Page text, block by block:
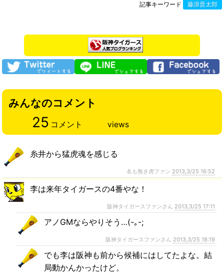
記事キーワード 藤浪晋太郎
みんなのコメント
25 コメント views
糸井から猛虎魂を感じる
名も無き虎ファン 2013,3/25 16:52
李は来年タイガースの4番やな！
阪神タイガースファンさん 2013,3/25 17:11
アノGMならやりそう…(-｡-;
阪神タイガースファンさん 2013,3/25 18:19
でも李は阪神も前から候補にはしてたよな。結
局動かんかったけど。